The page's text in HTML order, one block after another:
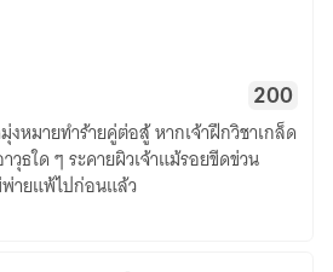
200
หมายทำร้ายคู่ต่อสู้ หากเจ้าฝึกวิชาเกล็ด
วุธใด ๆ ระคายผิวเจ้าแม้รอยขีดข่วน
พ่ายแพ้ไปก่อนแล้ว